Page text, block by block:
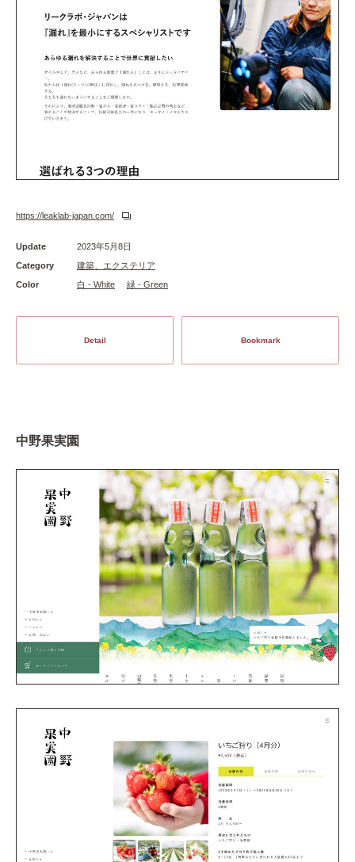
https://leaklab-japan.com/
Update
2023年5月8日
Category
建築、エクステリア
Color
白 - White 緑 - Green
Detail Bookmark
中野果実園